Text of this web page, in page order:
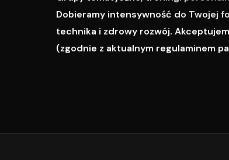
Dobieramy intensywność do Twojej
technika i zdrowy rozwój.
(zgodnie z aktualnym regulaminem